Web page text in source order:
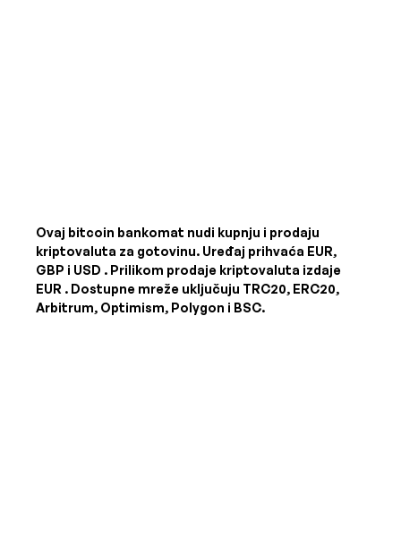
Ovaj bitcoin bankomat nudi kupnju i prodaju
kriptovaluta za gotovinu. Uređaj prihvaća EUR,
GBP i USD . Prilikom prodaje kriptovaluta izdaje
EUR . Dostupne mreže uključuju TRC20, ERC20,
Arbitrum, Optimism, Polygon i BSC.